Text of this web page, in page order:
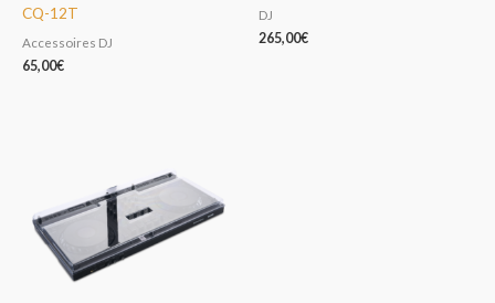
CQ-12T
Accessoires DJ
65,00€
DJ
265,00€